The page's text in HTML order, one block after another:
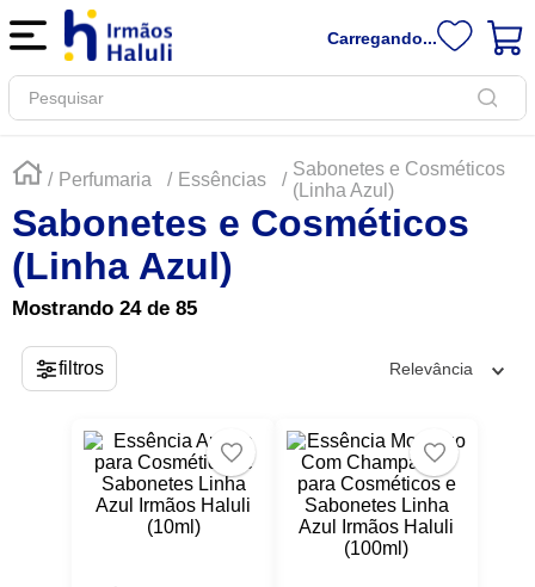
Carregando...
Pesquisar
Perfumaria Essências
Sabonetes e Cosméticos
(Linha Azul)
Sabonetes e Cosméticos
(Linha Azul)
Mostrando 24 de 85
Relevância